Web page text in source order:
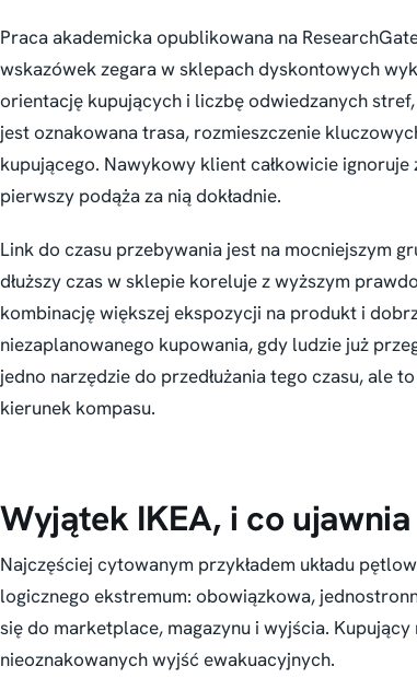
Praca akademicka opublikowana na
wskazówek zegara w sklepach dyskontowych
orientację kupujących i liczbę odwiedzanych
jest oznakowana trasa, rozmieszczenie
kupującego. Nawykowy klient całkowicie
pierwszy podąża za nią dokładnie.
Link do czasu przebywania jest na mocniejszym
dłuższy czas w sklepie koreluje z wyższym
kombinację większej ekspozycji na produkt i
niezaplanowanego kupowania, gdy ludzie już
jedno narzędzie do przedłużania tego czasu, ale
kierunek kompasu.
Wyjątek IKEA, i co ujawnia
Najczęściej cytowanym przykładem układu
logicznego ekstremum: obowiązkowa,
się do marketplace, magazynu i wyjścia.
nieoznakowanych wyjść ewakuacyjnych.